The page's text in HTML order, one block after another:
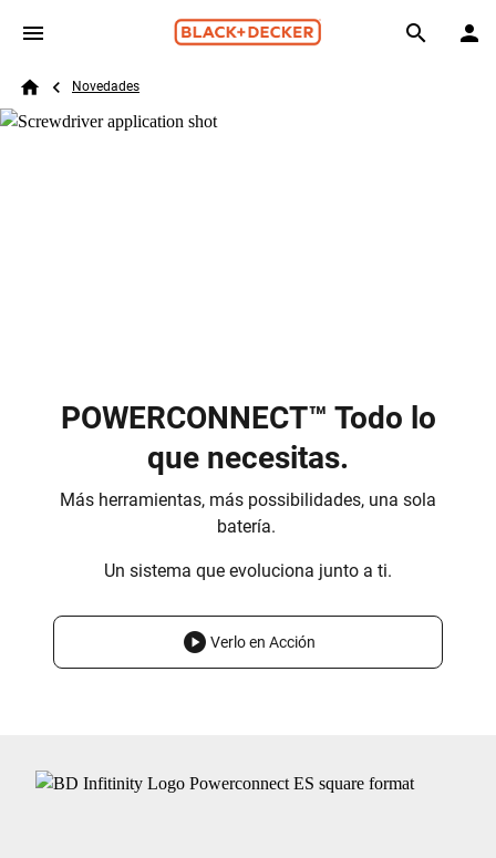
Skip to main content
Search
Breadcrumb
Novedades
POWERCONNECT™ Todo lo
que necesitas.
Más herramientas, más possibilidades, una sola
batería.
Un sistema que evoluciona junto a ti.
Verlo en Acción